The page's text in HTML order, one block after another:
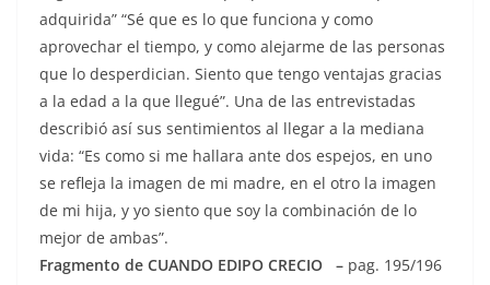
adquirida” “Sé que es lo que funciona y como
aprovechar el tiempo, y como alejarme de las personas
que lo desperdician. Siento que tengo ventajas gracias
a la edad a la que llegué”. Una de las entrevistadas
describió así sus sentimientos al llegar a la mediana
vida: “Es como si me hallara ante dos espejos, en uno
se refleja la imagen de mi madre, en el otro la imagen
de mi hija, y yo siento que soy la combinación de lo
mejor de ambas”.
Fragmento de CUANDO EDIPO CRECIO – pag. 195/196